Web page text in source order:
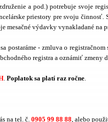
a pod.) potrebuje svoje
priestory pre svoju
mesačné výdavky vynakladané na
postaráme - zmluva o
registra a oznámiť zmeny
. Poplatok sa platí raz ročne.
na tel. č.0905 99 88 88, alebo